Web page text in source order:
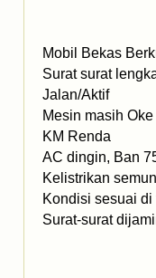
Mobil Bekas
Surat surat
Jalan/Aktif
Mesin masih
KM Renda
AC dingin, Ban
Kelistrikan
Kondisi sesuai di
Surat-surat